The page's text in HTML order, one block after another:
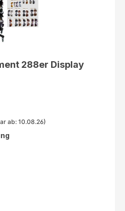
288er Display
ab: 10.08.26)